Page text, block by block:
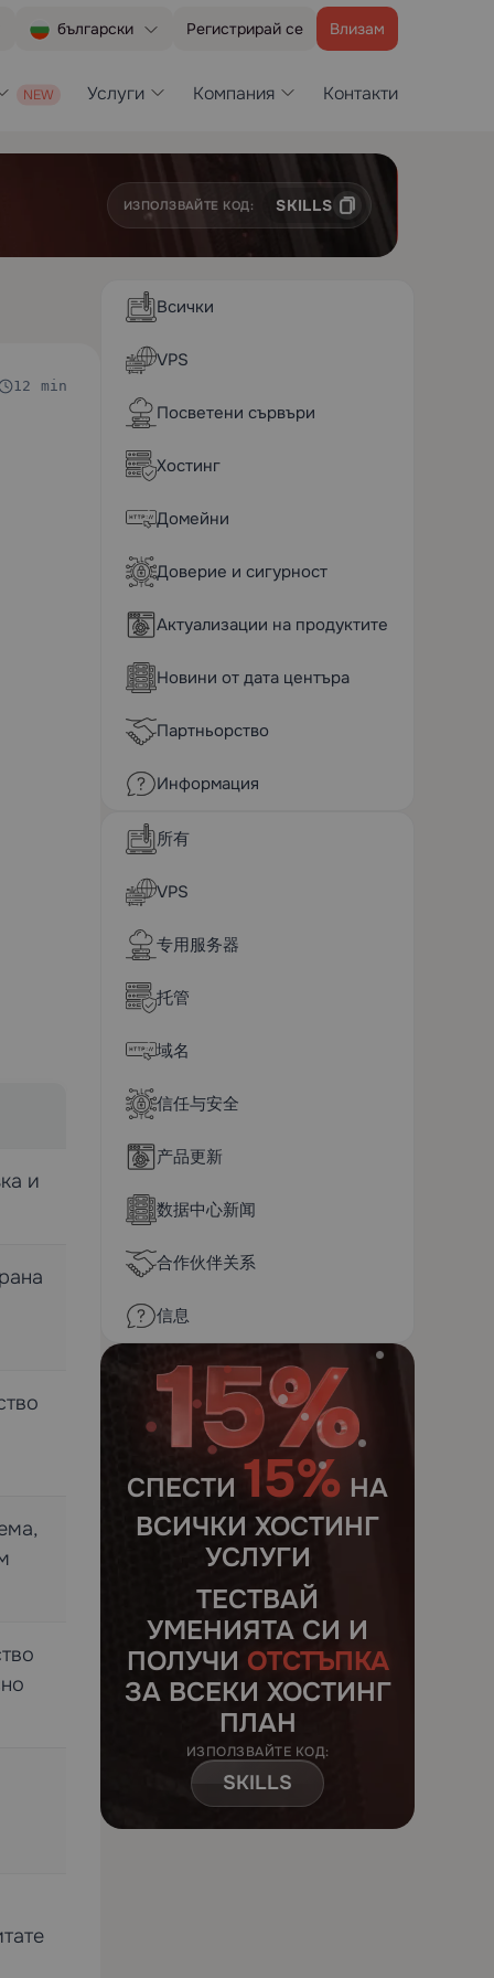
български Регистрирай се Влизам
Услуги Компания Контакти
ИЗПОЛЗВАЙТЕ КОД: SKILLS
12 min
и
Всички
VPS
Посветени сървъри
Хостинг
Домейни
Доверие и сигурност
Актуализации на продуктите
Новини от дата центъра
Партньорство
Информация
所有
VPS
专用服务器
托管
域名
信任与安全
产品更新
数据中心新闻
合作伙伴关系
信息
СПЕСТИ 15% НА
ВСИЧКИ ХОСТИНГ
УСЛУГИ
ТЕСТВАЙ
УМЕНИЯТА СИ И
ПОЛУЧИ ОТСТЪПКА
ЗА ВСЕКИ ХОСТИНГ
ПЛАН
ИЗПОЛЗВАЙТЕ КОД:
SKILLS